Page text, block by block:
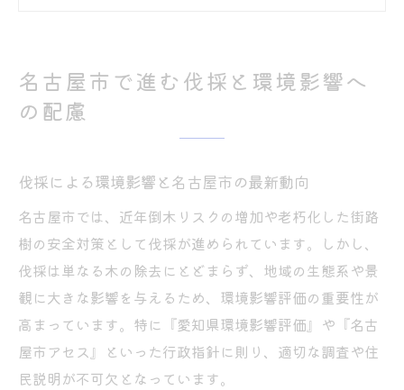
伐採に伴う環境影響評価を理解する方法
伐採時に必要な環境影響評価の手順とは
伐採における愛知県環境影響評価の進め方
環境アセスメントと伐採の関係を知る
環境影響評価法対象事業と伐採の注意点
安心安全な街づくりに伐採が果たす役割
伐採による街の安全性向上のポイント
街路樹伐採が快適な生活空間を支える理由
伐採が地域治安や防災に与える役割とは
名古屋市で進む伐採と環境影響へ
の配慮
伐採による環境影響と名古屋市の最新動向
名古屋市では、近年倒木リスクの増加や老朽化した街路
樹の安全対策として伐採が進められています。しかし、
伐採は単なる木の除去にとどまらず、地域の生態系や景
観に大きな影響を与えるため、環境影響評価の重要性が
高まっています。特に『愛知県環境影響評価』や『名古
屋市アセス』といった行政指針に則り、適切な調査や住
民説明が不可欠となっています。